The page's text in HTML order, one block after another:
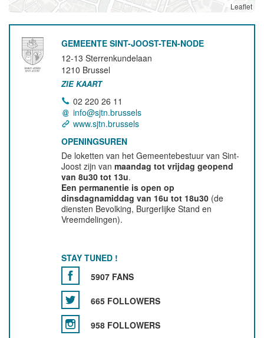
Leaflet
GEMEENTE SINT-JOOST-TEN-NODE
12-13 Sterrenkundelaan
1210 Brussel
ZIE KAART
02 220 26 11
info@sjtn.brussels
www.sjtn.brussels
OPENINGSUREN
De loketten van het Gemeentebestuur van Sint-
Joost zijn vanmaandag tot vrijdag geopend
van 8u30 tot 13u.
Een permanentie is open op
dinsdagnamiddag van 16u tot 18u30 (de
diensten Bevolking, Burgerlijke Stand en
Vreemdelingen).
STAY TUNED !
5907 FANS
665 FOLLOWERS
958 FOLLOWERS